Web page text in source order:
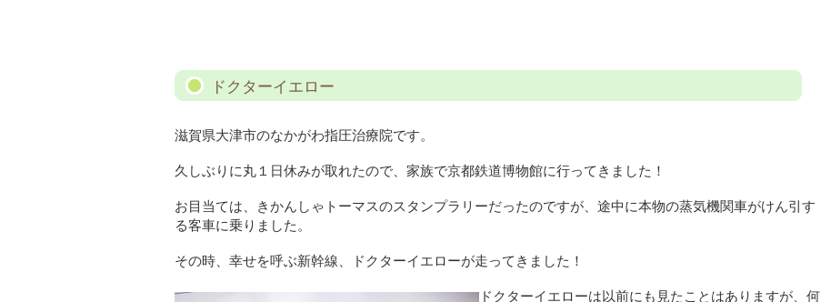
ドクターイエロー
滋賀県大津市のなかがわ指圧治療院です。
久しぶりに丸１日休みが取れたので、家族で京都鉄道博物館に行ってきました！
お目当ては、きかんしゃトーマスのスタンプラリーだったのですが、途中に本物の蒸気機関車がけん引す
る客車に乗りました。
その時、幸せを呼ぶ新幹線、ドクターイエローが走ってきました！
ドクターイエローは以前にも見たことはありますが、何